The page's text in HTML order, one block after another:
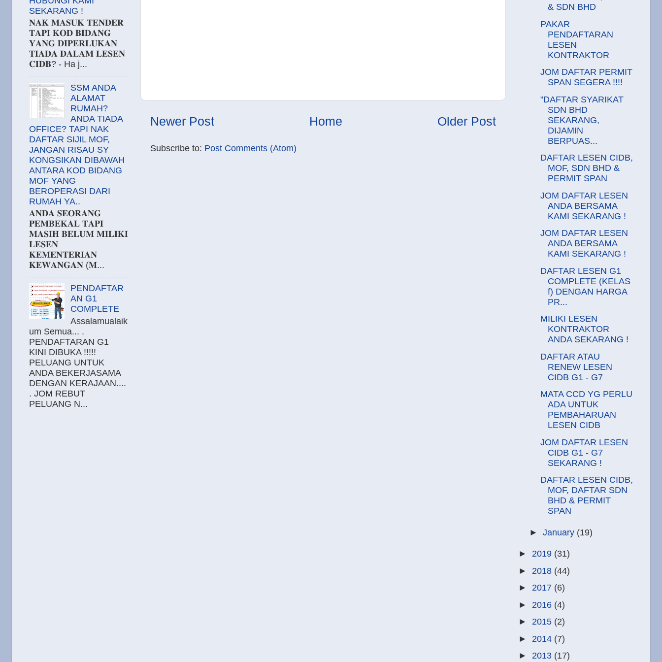
Newer Post Older Post
Home
Subscribe to: Post Comments (Atom)
SEKARANG !
𝐍𝐀𝐊 𝐌𝐀𝐒𝐔𝐊 𝐓𝐄𝐍𝐃𝐄𝐑
𝐓𝐀𝐏𝐈 𝐊𝐎𝐃 𝐁𝐈𝐃𝐀𝐍𝐆
𝐘𝐀𝐍𝐆 𝐃𝐈𝐏𝐄𝐑𝐋𝐔𝐊𝐀𝐍
𝐓𝐈𝐀𝐃𝐀 𝐃𝐀𝐋𝐀𝐌 𝐋𝐄𝐒𝐄𝐍
𝐂𝐈𝐃𝐁? - Ha j...
SSM ANDA
ALAMAT
RUMAH?
ANDA TIADA
OFFICE? TAPI NAK
DAFTAR SIJIL MOF,
JANGAN RISAU SY
KONGSIKAN DIBAWAH
ANTARA KOD BIDANG
MOF YANG
BEROPERASI DARI
RUMAH YA..
𝐀𝐍𝐃𝐀 𝐒𝐄𝐎𝐑𝐀𝐍𝐆
𝐏𝐄𝐌𝐁𝐄𝐊𝐀𝐋 𝐓𝐀𝐏𝐈
𝐌𝐀𝐒𝐈𝐇 𝐁𝐄𝐋𝐔𝐌 𝐌𝐈𝐋𝐈𝐊𝐈
𝐋𝐄𝐒𝐄𝐍
𝐊𝐄𝐌𝐄𝐍𝐓𝐄𝐑𝐈𝐀𝐍
𝐊𝐄𝐖𝐀𝐍𝐆𝐀𝐍 (𝐌...
PENDAFTAR
AN G1
COMPLETE
Assalamualaik
um Semua... .
PENDAFTARAN G1
KINI DIBUKA !!!!!
PELUANG UNTUK
ANDA BEKERJASAMA
DENGAN KERAJAAN....
. JOM REBUT
PELUANG N...
& SDN BHD
PAKAR
PENDAFTARAN
LESEN
KONTRAKTOR
JOM DAFTAR PERMIT
SPAN SEGERA !!!!
"DAFTAR SYARIKAT
SDN BHD
SEKARANG,
DIJAMIN
BERPUAS...
DAFTAR LESEN CIDB,
MOF, SDN BHD &
PERMIT SPAN
JOM DAFTAR LESEN
ANDA BERSAMA
KAMI SEKARANG !
JOM DAFTAR LESEN
ANDA BERSAMA
KAMI SEKARANG !
DAFTAR LESEN G1
COMPLETE (KELAS
f) DENGAN HARGA
PR...
MILIKI LESEN
KONTRAKTOR
ANDA SEKARANG !
DAFTAR ATAU
RENEW LESEN
CIDB G1 - G7
MATA CCD YG PERLU
ADA UNTUK
PEMBAHARUAN
LESEN CIDB
JOM DAFTAR LESEN
CIDB G1 - G7
SEKARANG !
DAFTAR LESEN CIDB,
MOF, DAFTAR SDN
BHD & PERMIT
SPAN
► January (19)
► 2019 (31)
► 2018 (44)
► 2017 (6)
► 2016 (4)
► 2015 (2)
► 2014 (7)
► 2013 (17)